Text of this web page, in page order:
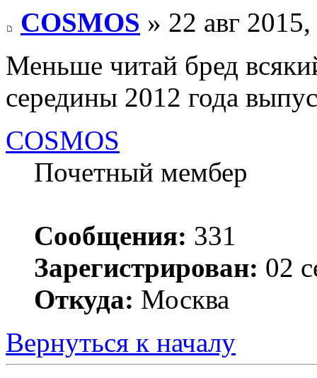
COSMOS » 22 авг
Меньше читай бред
середины 2012 года
COSMOS
Почетный мембер
Сообщения: 331
Зарегистрирован: 02
Откуда: Москва
Вернуться к началу